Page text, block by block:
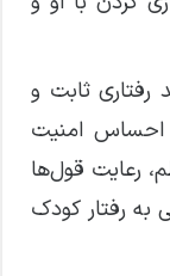
رفتاری ثابت و
احساس امنیت
رعایت قول‌ها
رفتار کودک